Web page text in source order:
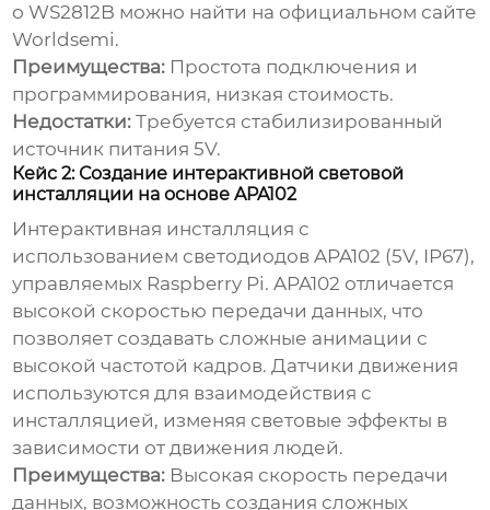
о WS2812B можно найти на официальном сайте
Worldsemi.
Преимущества: Простота подключения и
программирования, низкая стоимость.
Недостатки: Требуется стабилизированный
источник питания 5V.
Кейс 2: Создание интерактивной световой
инсталляции на основе APA102
Интерактивная инсталляция с
использованием светодиодов APA102 (5V, IP67),
управляемых Raspberry Pi. APA102 отличается
высокой скоростью передачи данных, что
позволяет создавать сложные анимации с
высокой частотой кадров. Датчики движения
используются для взаимодействия с
инсталляцией, изменяя световые эффекты в
зависимости от движения людей.
Преимущества: Высокая скорость передачи
данных, возможность создания сложных